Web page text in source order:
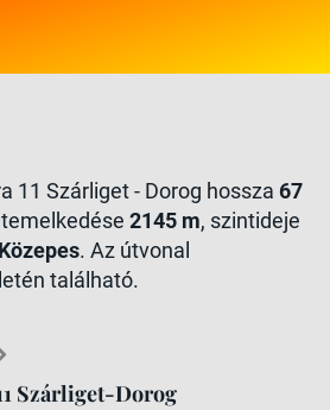
11 Szárliget - Dorog hossza 67
2145 m, szintideje
Közepes. Az útvonal
található.
Szárliget-Dorog